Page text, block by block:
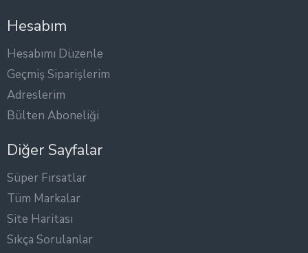
Hesabım
Hesabımı Düzenle
Geçmiş Siparişlerim
Adreslerim
Bülten Aboneliği
Diğer Sayfalar
Süper Fırsatlar
Tüm Markalar
Site Haritası
Sıkça Sorulanlar